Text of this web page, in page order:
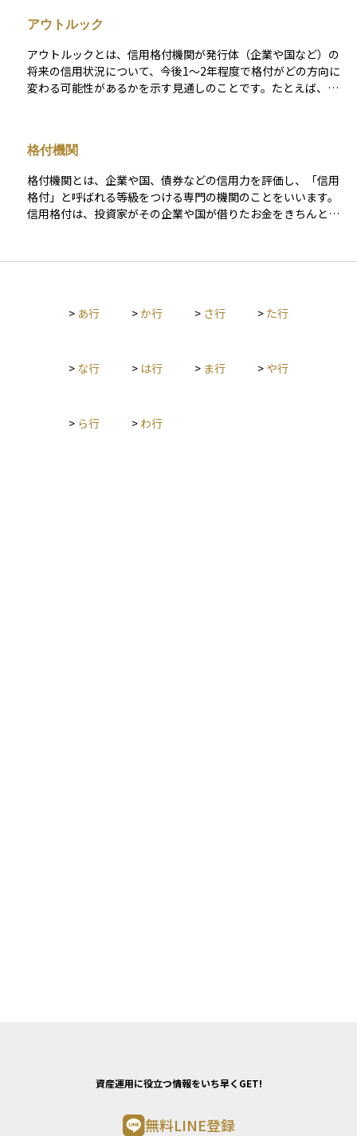
の優れた要素がある。 AA：信用力は極めて高く、優れた要素が
ある。 A：信用力は高く、部分的に優れた要素がある。 BBB：
信用力は十分であるが、将来環境が大きく変化する場合、注意
すべき要素がある。 BB：信用力は当面問題ないが、将来環境
が変化する場合、十分注意すべき要素がある。 B：信用力に問
行に陥っているか、その懸念が極めて強い。 C：発行体のすべ
アウトルック
アウトルックとは、信用格付機関が発行体（企業や国など）の
将来の信用状況について、今後1～2年程度で格付がどの方向に
変わる可能性があるかを示す見通しのことです。たとえば、
唆します。 アウトルックは、格付そのものではありませんが、
将来の信用リスクを予測するための重要な補足情報として使わ
れます。債券投資や信用分析を行う際に、格付だけでなくアウ
トルックもあわせて確認することで、より立体的なリスク判断
が可能になります。
格付機関
格付機関とは、企業や国、債券などの信用力を評価し、「信用
格付」と呼ばれる等級をつける専門の機関のことをいいます。
信用格付は、投資家がその企業や国が借りたお金をきちんと返
とみなされ、逆に格付が低ければ「リスクが高い」と判断され
どがあります。投資初心者にとっても、債券や企業の安全性を
> あ行 >か行 > さ行 > た行
> な行 > は行 > ま行 > や行
> ら行 > わ行
資産運用に役立つ情報をいち早くGET!
無料LINE登録